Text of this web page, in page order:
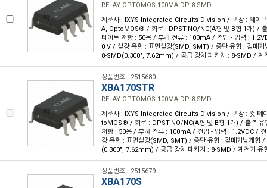
RELAY OPTOMOS 100MA DP 8-SMD
제조사 : IXYS Integrated Circuits Division / 포장 : 테이
A, OptoMOS® / 회로 : DPST-NO/NC(A형 및 B형 1개) /
테이트 저항 : 50옴 / 부하 전류 : 100mA / 전압 - 입력 :
0 V / 실장 유형 : 표면실장(SMD, SMT) / 종단 유형 : 갈매
8-SMD(0.300", 7.62mm) / 공급 장치 패키지 : 8-SMD / 계
상품번호 : 2515680
XBA170STR
RELAY OPTOMOS 100MA DP 8-SMD
제조사 : IXYS Integrated Circuits Division / 포장 : 컷 테
toMOS® / 회로 : DPST-NO/NC(A형 및 B형 1개) / 출력 유
저항 : 50옴 / 부하 전류 : 100mA / 전압 - 입력 : 1.2VDC /
장 유형 : 표면실장(SMD, SMT) / 종단 유형 : 갈매기날개형
(0.300", 7.62mm) / 공급 장치 패키지 : 8-SMD / 계전기 유
상품번호 : 2515679
XBA170S